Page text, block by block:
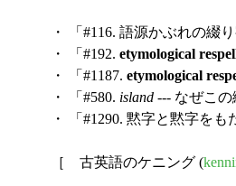
・ 「#116. 語源かぶれの綴
・ 「#192. etymological
・ 「#1187. etymological
・ 「#580. island --- なぜこ
・ 「#1290. 黙字と黙字をも
［ 古英語のケニング (